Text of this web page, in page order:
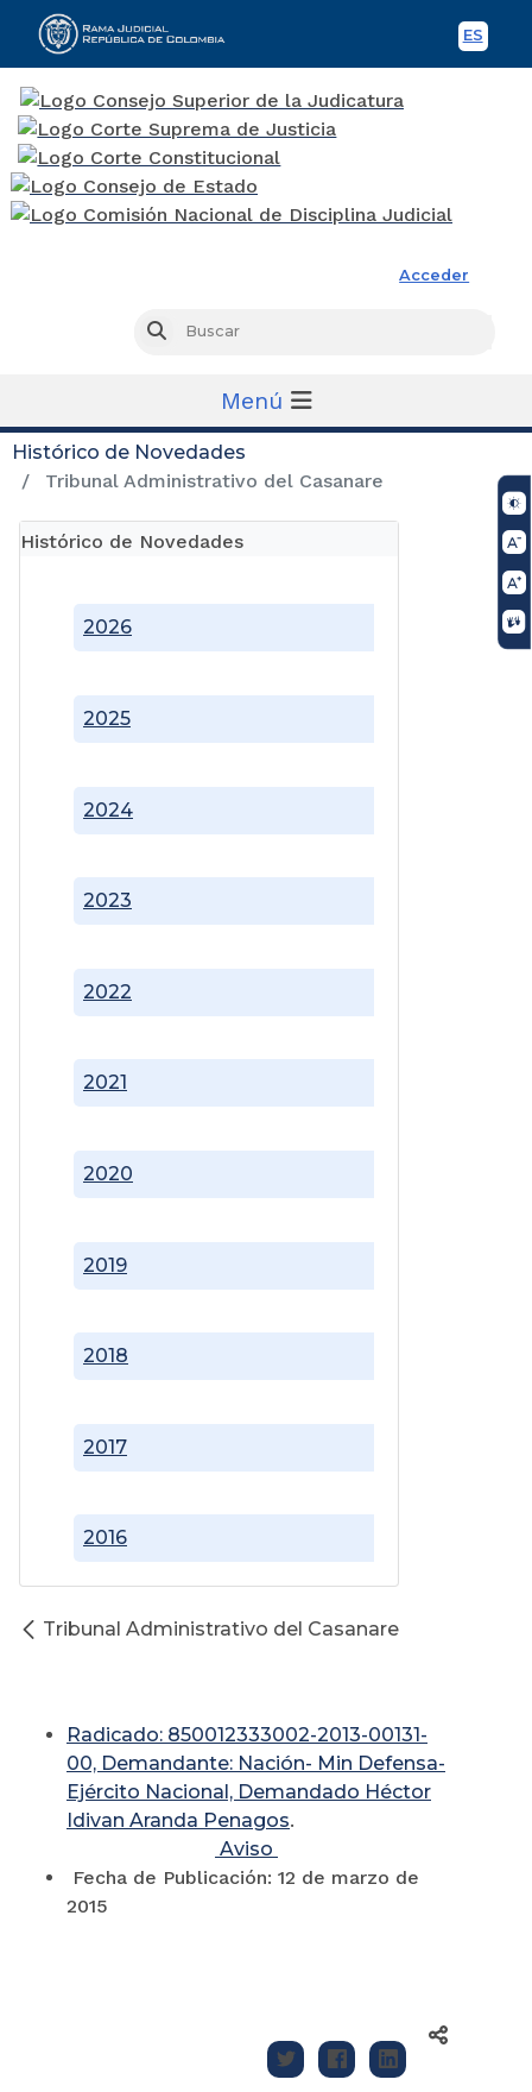
ES
Acceder
Buscar
Menú
Histórico de Novedades
Tribunal Administrativo del Casanare
Histórico de Novedades
2016
2017
2018
2019
2020
2021
2022
2023
2024
2025
2026
Tribunal Administrativo del Casanare
Radicado: 850012333002-2013-00131-
00, Demandante: Nación- Min Defensa-
Ejército Nacional, Demandado Héctor
Idivan Aranda Penagos.
Aviso
Fecha de Publicación: 12 de marzo de
2015